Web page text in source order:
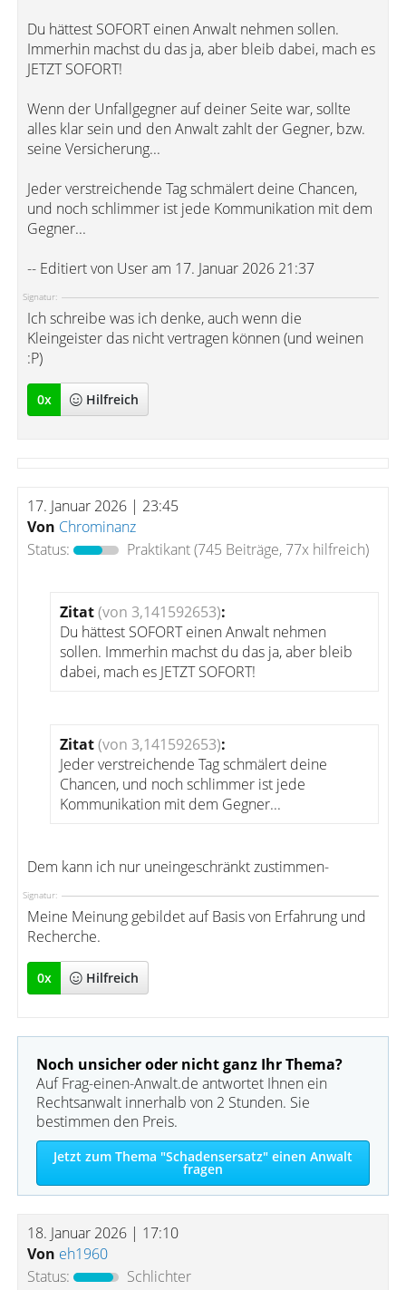
Du hättest SOFORT einen Anwalt nehmen sollen.
Immerhin machst du das ja, aber bleib dabei, mach es
JETZT SOFORT!
Wenn der Unfallgegner auf deiner Seite war, sollte
alles klar sein und den Anwalt zahlt der Gegner, bzw.
seine Versicherung...
Jeder verstreichende Tag schmälert deine Chancen,
und noch schlimmer ist jede Kommunikation mit dem
Gegner...
-- Editiert von User am 17. Januar 2026 21:37
Signatur:
Ich schreibe was ich denke, auch wenn die
Kleingeister das nicht vertragen können (und weinen
:P)
0x Hilfreich
17. Januar 2026 | 23:45
Von Chrominanz
Status:
Praktikant(745 Beiträge, 77x hilfreich)
Zitat(von 3,141592653):
Du hättest SOFORT einen Anwalt nehmen
sollen. Immerhin machst du das ja, aber bleib
dabei, mach es JETZT SOFORT!
Zitat(von 3,141592653):
Jeder verstreichende Tag schmälert deine
Chancen, und noch schlimmer ist jede
Kommunikation mit dem Gegner...
Dem kann ich nur uneingeschränkt zustimmen-
Signatur:
Meine Meinung gebildet auf Basis von Erfahrung und
Recherche.
0x Hilfreich
Noch unsicher oder nicht ganz Ihr Thema?
Auf Frag-einen-Anwalt.de antwortet Ihnen ein
Rechtsanwalt innerhalb von 2 Stunden. Sie
bestimmen den Preis.
Jetzt zum Thema "Schadensersatz" einen Anwalt
fragen
18. Januar 2026 | 17:10
Von eh1960
Status:
Schlichter